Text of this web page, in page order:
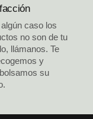
caso los
no son de tu
llámanos. Te
y
su